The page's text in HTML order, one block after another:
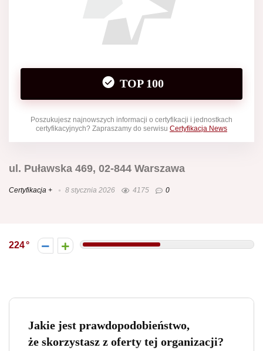
TOP 100
Poszukujesz najnowszych informacji o certyfikacji i jednostkach
certyfikacyjnych? Zapraszamy do serwisu Certyfikacja News
ul. Puławska 469, 02-844 Warszawa
Certyfikacja + 8 stycznia 2026 4175 0
224
Jakie jest prawdopodobieństwo,
że skorzystasz z oferty tej organizacji?